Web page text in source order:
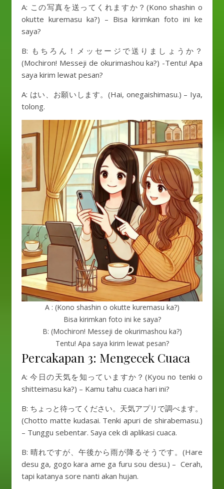
A: この写真を送ってくれますか？(Kono shashin o
okutte kuremasu ka?) – Bisa kirimkan foto ini ke
saya?
B: もちろん！メッセージで送りましょうか？
(Mochiron! Messeji de okurimashou ka?) -Tentu! Apa
saya kirim lewat pesan?
A: はい、お願いします。(Hai, onegaishimasu.) – Iya,
tolong.
A : (Kono shashin o okutte kuremasu ka?)
Bisa kirimkan foto ini ke saya?
B: (Mochiron! Messeji de okurimashou ka?)
Tentu! Apa saya kirim lewat pesan?
Percakapan 3: Mengecek Cuaca
A: 今日の天気を知っていますか？(Kyou no tenki o
shitteimasu ka?) – Kamu tahu cuaca hari ini?
B: ちょっと待ってください。天気アプリで調べます。
(Chotto matte kudasai. Tenki apuri de shirabemasu.)
– Tunggu sebentar. Saya cek di aplikasi cuaca.
B: 晴れですが、午後から雨が降るそうです。(Hare
desu ga, gogo kara ame ga furu sou desu.) – Cerah,
tapi katanya sore nanti akan hujan.